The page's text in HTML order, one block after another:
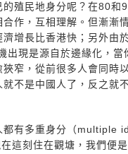
殖民地身分呢？在80
合作，互相理解。但漸
增長比香港快；另外
出現是源自於邊緣化，
窄，從前很多人會同
不是中國人了，反之就
都有多重身分（
這刻住在觀塘，我們便